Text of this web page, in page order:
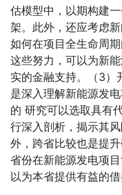
估模型中，以期构建
架。此外，还应考虑
如何在项目全生命周
这些努力，可以为新
实的金融支持。（3）
是深入理解新能源发
的 研究可以选取具有
行深入剖析，揭示其
外，跨省比较也是提
省份在新能源发电项
以为本省提供有益的借